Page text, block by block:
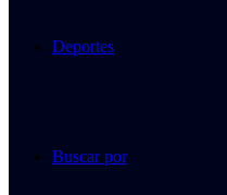
Deportes
Buscar por